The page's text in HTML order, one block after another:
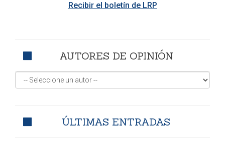
Recibir el boletín de LRP
AUTORES DE OPINIÓN
ÚLTIMAS ENTRADAS